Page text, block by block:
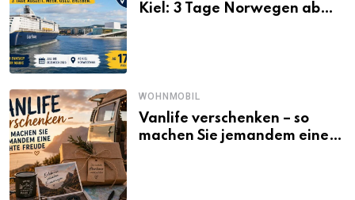
Kiel: 3 Tage Norwegen ab
WOHNMOBIL
Vanlife verschenken – so
machen Sie jemandem eine